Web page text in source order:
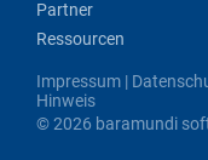
Partner
Ressourcen
Impressum |
Hinweis
© 2026 baramundi